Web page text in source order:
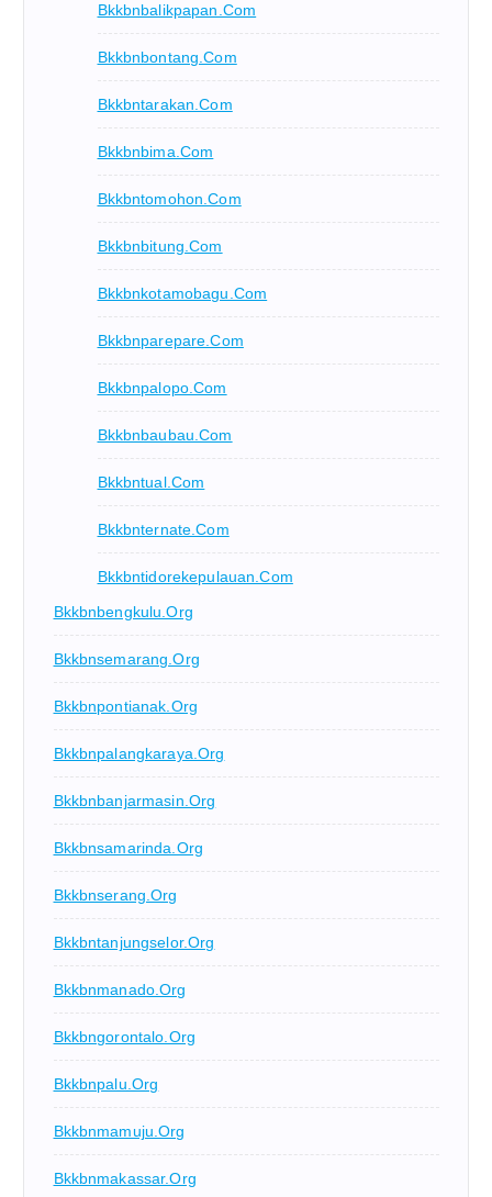
Bkkbnbalikpapan.com
Bkkbnbontang.com
Bkkbntarakan.com
Bkkbnbima.com
Bkkbntomohon.com
Bkkbnbitung.com
Bkkbnkotamobagu.com
Bkkbnparepare.com
Bkkbnpalopo.com
Bkkbnbaubau.com
Bkkbntual.com
Bkkbnternate.com
Bkkbntidorekepulauan.com
Bkkbnbengkulu.org
Bkkbnsemarang.org
Bkkbnpontianak.org
Bkkbnpalangkaraya.org
Bkkbnbanjarmasin.org
Bkkbnsamarinda.org
Bkkbnserang.org
Bkkbntanjungselor.org
Bkkbnmanado.org
Bkkbngorontalo.org
Bkkbnpalu.org
Bkkbnmamuju.org
Bkkbnmakassar.org